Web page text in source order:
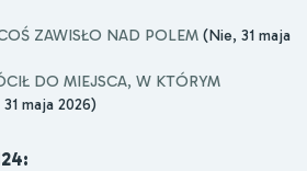
ZAWISŁO NAD POLEM (Nie, 31 maja
DO MIEJSCA, W KTÓRYM
maja 2026)